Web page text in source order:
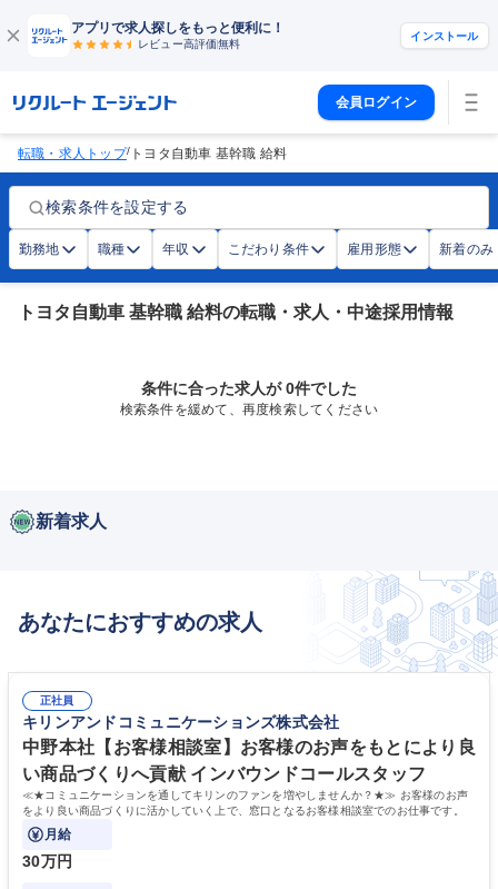
アプリで求人探しをもっと便利に！
レビュー高評価無料
インストール
会員ログイン
転職・求人トップ/ トヨタ自動車 基幹職 給料
検索条件を設定する
勤務地 職種 年収 こだわり条件 雇用形態 新着のみ
トヨタ自動車 基幹職 給料の転職・求人・中途採用情報
条件に合った求人が 0件でした
検索条件を緩めて、再度検索してください
新着求人
あなたにおすすめの求人
正社員
キリンアンドコミュニケーションズ株式会社
中野本社【お客様相談室】お客様のお声をもとにより良
い商品づくりへ貢献 インバウンドコールスタッフ
≪★コミュニケーションを通してキリンのファンを増やしませんか？★≫ お客様のお声
をより良い商品づくりに活かしていく上で、窓口となるお客様相談室でのお仕事です。
月給
30万円